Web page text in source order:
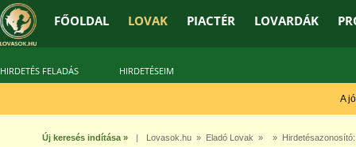
FŐOLDAL LOVAK PIACTÉR LOVARDÁK
HIRDETÉS FELADÁS HIRDETÉSEIM
A jó
Új keresés indítása » | Lovasok.hu» Eladó Lovak » »